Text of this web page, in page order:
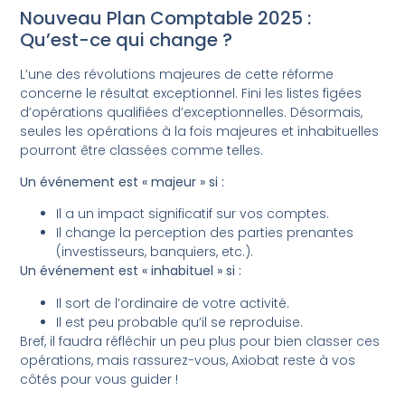
Nouveau Plan Comptable 2025 :
Qu’est-ce qui change ?
L’une des révolutions majeures de cette réforme
concerne le résultat exceptionnel. Fini les listes figées
d’opérations qualifiées d’exceptionnelles. Désormais,
seules les opérations à la fois majeures et inhabituelles
pourront être classées comme telles.
Un événement est « majeur » si :
Il a un impact significatif sur vos comptes.
Il change la perception des parties prenantes
(investisseurs, banquiers, etc.).
Un événement est « inhabituel » si :
Il sort de l’ordinaire de votre activité.
Il est peu probable qu’il se reproduise.
Bref, il faudra réfléchir un peu plus pour bien classer ces
opérations, mais rassurez-vous, Axiobat reste à vos
côtés pour vous guider !